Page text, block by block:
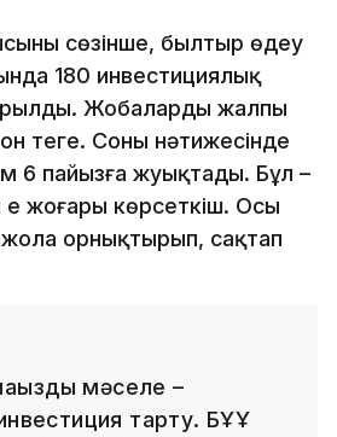
сөзінше, былтыр өңдеу
180 инвестициялық
Жобалардың жалпы
теңге. Соның нәтижесінде
6 пайызға жуықтады. Бұл –
жоғары көрсеткіш. Осы
орнықтырып, сақтап
мәселе –
тарту. БҰҰ